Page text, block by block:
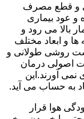
و قطع مصرف
و عود بیماری
بالا می رود و
و ابعاد مختلف
روشی طولانی و
اصولی درمان
آورند.این
به حساب می آید.
هوا قرار